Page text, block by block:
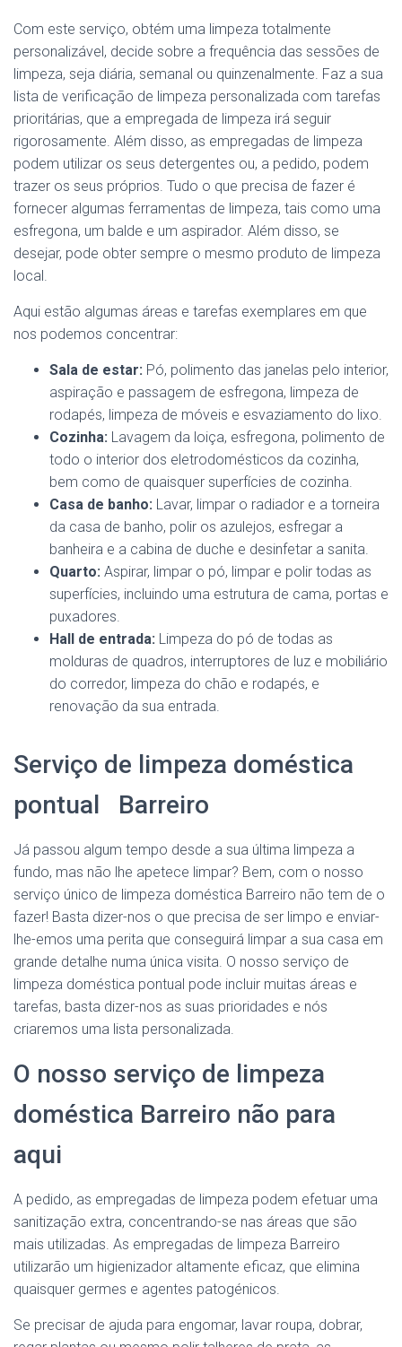
Com este serviço, obtém uma limpeza totalmente
personalizável, decide sobre a frequência das sessões de
limpeza, seja diária, semanal ou quinzenalmente. Faz a sua
lista de verificação de limpeza personalizada com tarefas
prioritárias, que a empregada de limpeza irá seguir
rigorosamente. Além disso, as empregadas de limpeza
podem utilizar os seus detergentes ou, a pedido, podem
trazer os seus próprios. Tudo o que precisa de fazer é
fornecer algumas ferramentas de limpeza, tais como uma
esfregona, um balde e um aspirador. Além disso, se
desejar, pode obter sempre o mesmo produto de limpeza
local.
Aqui estão algumas áreas e tarefas exemplares em que
nos podemos concentrar:
Sala de estar: Pó, polimento das janelas pelo interior,
aspiração e passagem de esfregona, limpeza de
rodapés, limpeza de móveis e esvaziamento do lixo.
Cozinha: Lavagem da loiça, esfregona, polimento de
todo o interior dos eletrodomésticos da cozinha,
bem como de quaisquer superfícies de cozinha.
Casa de banho: Lavar, limpar o radiador e a torneira
da casa de banho, polir os azulejos, esfregar a
banheira e a cabina de duche e desinfetar a sanita.
Quarto: Aspirar, limpar o pó, limpar e polir todas as
superfícies, incluindo uma estrutura de cama, portas e
puxadores.
Hall de entrada: Limpeza do pó de todas as
molduras de quadros, interruptores de luz e mobiliário
do corredor, limpeza do chão e rodapés, e
renovação da sua entrada.
Serviço de limpeza doméstica
pontual Barreiro
Já passou algum tempo desde a sua última limpeza a
fundo, mas não lhe apetece limpar? Bem, com o nosso
serviço único de limpeza doméstica Barreiro não tem de o
fazer! Basta dizer-nos o que precisa de ser limpo e enviar-
lhe-emos uma perita que conseguirá limpar a sua casa em
grande detalhe numa única visita. O nosso serviço de
limpeza doméstica pontual pode incluir muitas áreas e
tarefas, basta dizer-nos as suas prioridades e nós
criaremos uma lista personalizada.
O nosso serviço de limpeza
doméstica Barreiro não para
aqui
A pedido, as empregadas de limpeza podem efetuar uma
sanitização extra, concentrando-se nas áreas que são
mais utilizadas. As empregadas de limpeza Barreiro
utilizarão um higienizador altamente eficaz, que elimina
quaisquer germes e agentes patogénicos.
Se precisar de ajuda para engomar, lavar roupa, dobrar,